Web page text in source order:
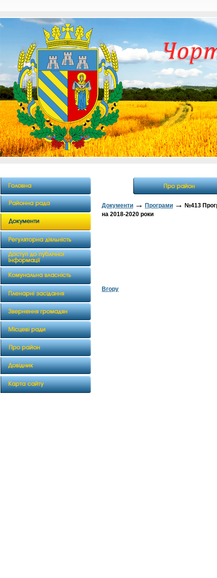
Документи → Програми → №413
на 2018-2020 роки
Вгору